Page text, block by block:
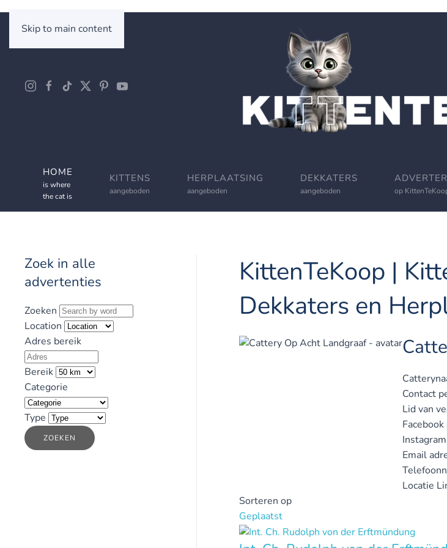
Skip to main content
HOME
is where
the cat is
KITTENS
aangeboden
HERPLAATSING
aangeboden
DEKKATERS
aangeboden op
KittenTeKoop |
Dekkaters en
Contact
Lid van
Email
Locatie
Sorteren op
Geplaatst
Zoek in alle
advertenties
Zoeken
Location
Adres bereik
Bereik
Categorie
Type
ZOEKEN